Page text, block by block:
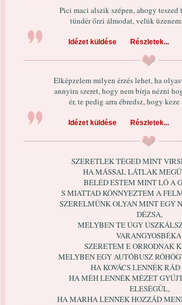
Pici maci alszik szépen, ahogy teszed
tündér őrzi álmodat, velük
Idézet küldése Részletek...
Elképzelem milyen érzés lehet, ha
annyira szeret, hogy nem bírja nézni
ér, te pedig arra ébredsz, hogy
Idézet küldése Részletek...
SZERETLEK TÉGED MINT
HA MÁSSAL LÁTLAK
BELÉD ESTEM MINT LÓ A
S MIATTAD KÖNNYEZTEM A
SZERELMÜNK OLYAN MINT EGY
DÉZSA,
MELYBEN TE ÚGY
SZERETEM E ORRODNAK
MELYBEN EGY AUTÓBUSZ
HA KOVÁCS LENNÉK
HA MÉH LENNÉK MÉZET
ELESÉGÜL,
HA MARHA LENNÉK HOZZÁD